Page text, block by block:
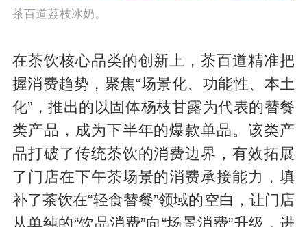
茶百道荔枝冰奶。
在茶饮核心品类的创新上，茶百道精准把
握消费趋势，聚焦“场景化、功能性、本土
化”，推出的以固体杨枝甘露为代表的替餐
类产品，成为下半年的爆款单品。该类产
品打破了传统茶饮的消费边界，有效拓展
了门店在下午茶场景的消费承接能力，填
补了茶饮在“轻食替餐”领域的空白，让门店
从单纯的“饮品消费”向“场景消费”升级，进